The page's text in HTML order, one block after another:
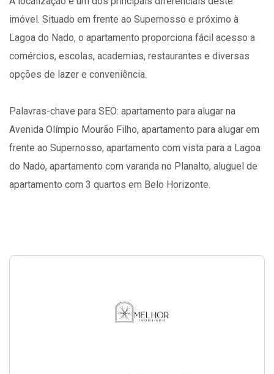
imóvel. Situado em frente ao Supernosso e próximo à
Lagoa do Nado, o apartamento proporciona fácil acesso a
comércios, escolas, academias, restaurantes e diversas
opções de lazer e conveniência.
Palavras-chave para SEO: apartamento para alugar na
Avenida Olímpio Mourão Filho, apartamento para alugar em
frente ao Supernosso, apartamento com vista para a Lagoa
do Nado, apartamento com varanda no Planalto, aluguel de
apartamento com 3 quartos em Belo Horizonte.